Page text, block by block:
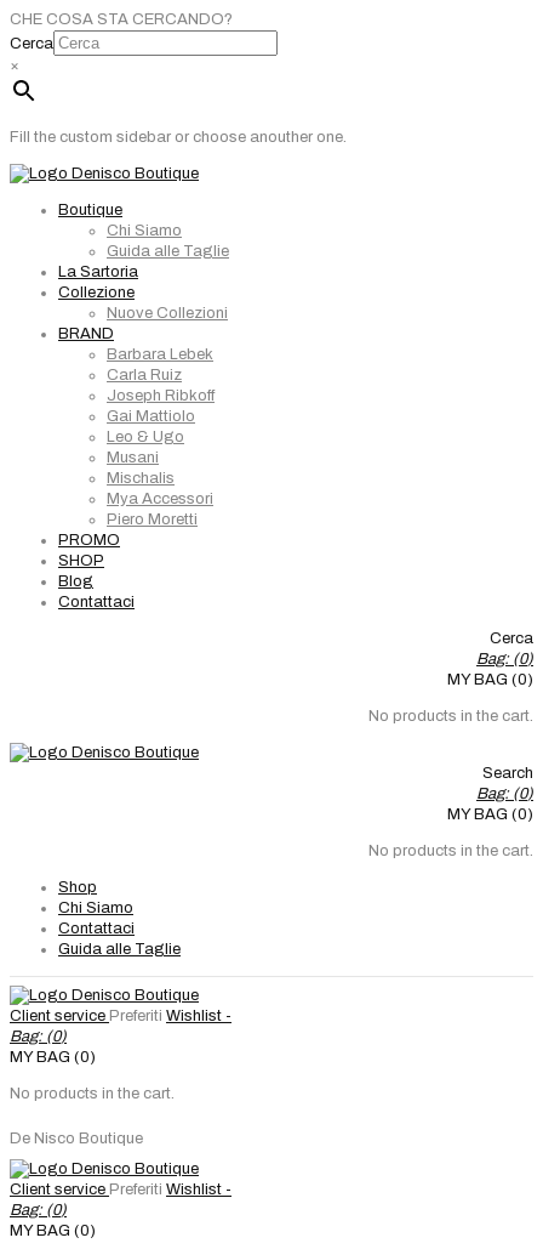
CHE COSA STA CERCANDO?
Cerca
×
Fill the custom sidebar or choose anouther one.
Boutique
Chi Siamo
Guida alle Taglie
La Sartoria
Collezione
Nuove Collezioni
BRAND
Barbara Lebek
Carla Ruiz
Joseph Ribkoff
Gai Mattiolo
Leo & Ugo
Musani
Mischalis
Mya Accessori
Piero Moretti
PROMO
SHOP
Blog
Contattaci
Cerca
Bag: (0)
MY BAG (0)
No products in the cart.
Search
Bag: (0)
MY BAG (0)
No products in the cart.
Shop
Chi Siamo
Contattaci
Guida alle Taglie
Client service Preferiti Wishlist -
Bag: (0)
MY BAG (0)
No products in the cart.
De Nisco Boutique
Client service Preferiti Wishlist -
Bag: (0)
MY BAG (0)